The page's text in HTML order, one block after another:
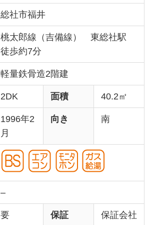
総社市福井
桃太郎線（吉備線） 東総社駅
徒歩約7分
軽量鉄骨造2階建
2DK 面積 40.2㎡
1996年2
月
向き 南
–
要 保証 保証会社